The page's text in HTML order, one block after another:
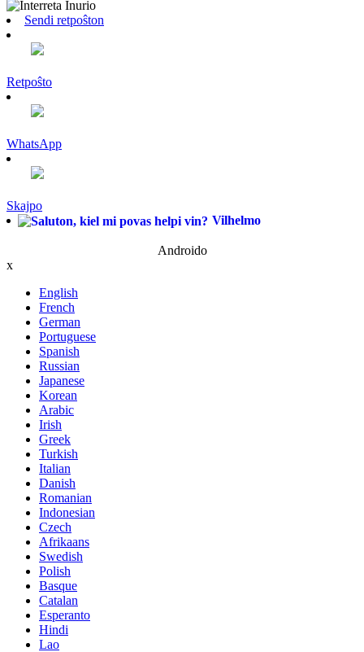
Sendi retpoŝton
Retpoŝto
WhatsApp
Skajpo
Vilhelmo
Androido
x
English
French
German
Portuguese
Spanish
Russian
Japanese
Korean
Arabic
Irish
Greek
Turkish
Italian
Danish
Romanian
Indonesian
Czech
Afrikaans
Swedish
Polish
Basque
Catalan
Esperanto
Hindi
Lao